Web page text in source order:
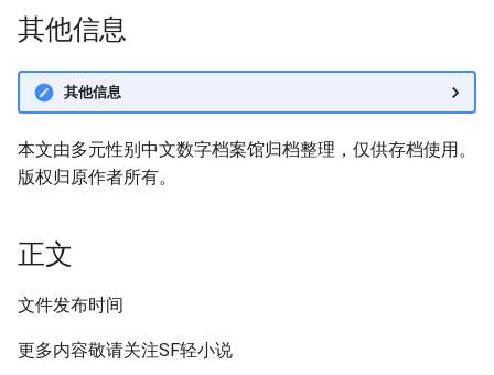
其他信息
其他信息
本文由多元性别中文数字档案馆归档整理，仅供存档使用。
版权归原作者所有。
正文
文件发布时间
更多内容敬请关注SF轻小说